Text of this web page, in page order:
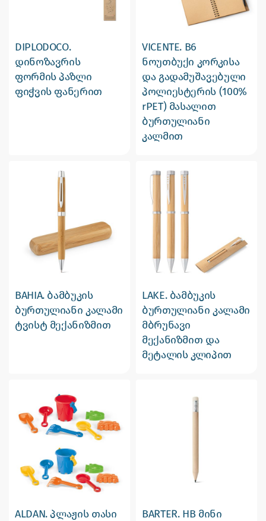
DIPLODOCO.
დინოზავრის
ფორმის პაზლი
ფიჭვის ფანერით
VICENTE. B6
ნოუთბუქი კორკისა
და გადამუშავებული
პოლიესტერის (100%
rPET) მასალით
ბურთულიანი
კალმით
BAHIA. ბამბუკის
ბურთულიანი კალამი
ტვისტ მექანიზმით
LAKE. ბამბუკის
ბურთულიანი კალამი
მბრუნავი
მექანიზმით და
მეტალის კლიპით
ALDAN. პლაჟის თასი
BARTER. HB მინი